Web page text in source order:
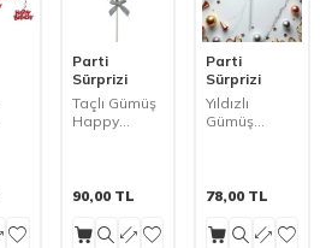
Parti
Sürprizi
Taçlı Gümüş
Happy
90,00TL
Parti
Sürprizi
Yıldızlı
Gümüş
Pasta Süsü
78,00 TL